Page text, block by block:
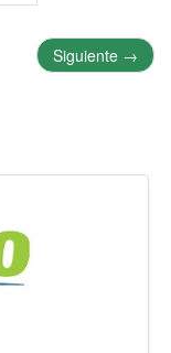
Siguiente →